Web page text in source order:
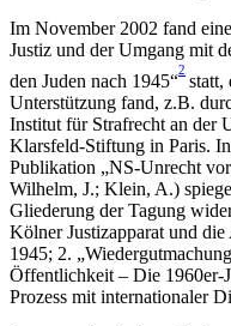
Im November 2002 fand
Justiz und der Umgang mit
den Juden nach 1945“
2
statt,
Unterstützung fand, z.B.
Institut für Strafrecht an der
Klarsfeld-Stiftung in Paris.
Publikation „NS-Unrecht
Wilhelm, J.; Klein, A.)
Gliederung der Tagung
Kölner Justizapparat und
1945; 2.
Öffentlichkeit – Die 1960er-
Prozess mit internationaler